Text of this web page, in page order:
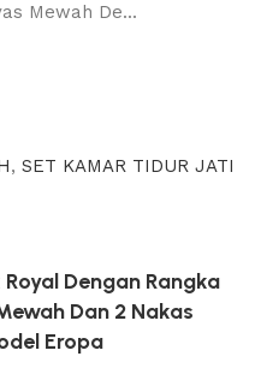
Mewah De...
, SET KAMAR TIDUR JATI
Dengan Rangka
Dan 2 Nakas
Eropa